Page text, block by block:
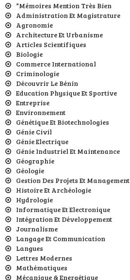
*Mémoires Mention Très Bien
Administration Et Magistrature
Agronomie
Architecture Et Urbanisme
Articles Scientifiques
Biologie
Commerce International
Criminologie
Découvrir Le Bénin
Education Physique Et Sportive
Entreprise
Environnement
Génétique Et Biotechnologies
Génie Civil
Génie Electrique
Génie Industriel Et Maintenance
Géographie
Géologie
Gestion Des Projets Et Management
Histoire Et Archéologie
Hydrologie
Informatique Et Electronique
Intégration Et Développement
Journalisme
Langage Et Communication
Langues
Lettres Modernes
Mathématiques
Mécanique & Energétique